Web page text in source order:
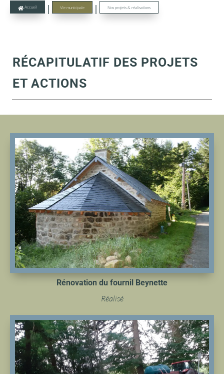
 Accueil | Vie municipale | Nos projets & réalisations
RÉCAPITULATIF DES PROJETS
ET ACTIONS
Rénovation du fournil Beynette
Réalisé